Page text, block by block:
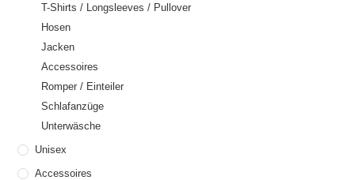
T-Shirts / Longsleeves / Pullover
Hosen
Jacken
Accessoires
Romper / Einteiler
Schlafanzüge
Unterwäsche
Unisex
Accessoires